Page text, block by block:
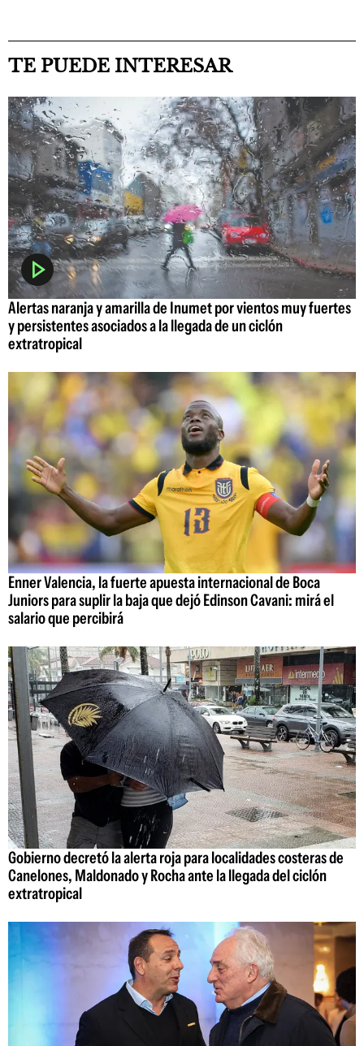
TE PUEDE INTERESAR
Alertas naranja y amarilla de Inumet por vientos muy fuertes
y persistentes asociados a la llegada de un ciclón
extratropical
Enner Valencia, la fuerte apuesta internacional de Boca
Juniors para suplir la baja que dejó Edinson Cavani: mirá el
salario que percibirá
Gobierno decretó la alerta roja para localidades costeras de
Canelones, Maldonado y Rocha ante la llegada del ciclón
extratropical